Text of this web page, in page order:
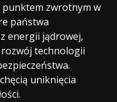
punktem zwrotnym w
państwa
energii jądrowej,
rozwój technologii
uniknięcia